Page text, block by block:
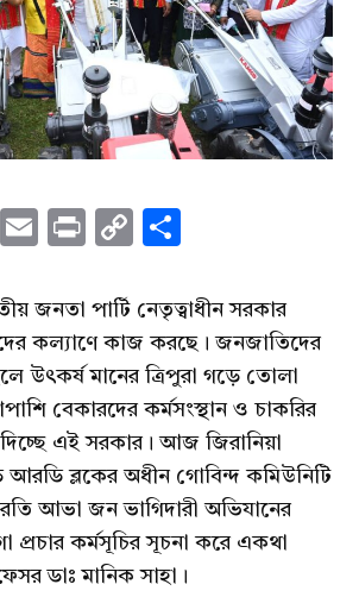
WhatsApp
EmailPrintCopy
জনতা পার্টি নেতৃত্বাধীন সরকার
কল্যাণে কাজ করছে। জনজাতিদের
উৎকর্ষ মানের ত্রিপুরা গড়ে তোলা
বেকারদের কর্মসংস্থান ও চাকরির
এই সরকার। আজ জিরানিয়া
আরডি ব্লকের অধীন গোবিন্দ কমিউনিটি
আভা জন ভাগিদারী অভিযানের
প্রচার কর্মসূচির সূচনা করে একথা
ডাঃ মানিক সাহা।